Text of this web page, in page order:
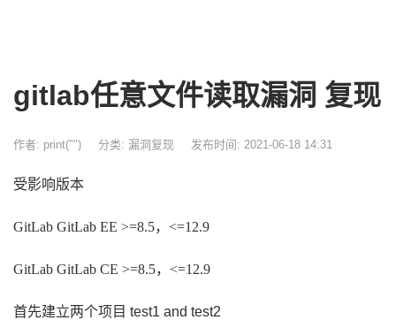
gitlab任意文件读取漏洞 复现
作者: print("") 分类: 漏洞复现 发布时间: 2021-06-18 14:31
受影响版本
GitLab GitLab EE >=8.5，<=12.9
GitLab GitLab CE >=8.5，<=12.9
首先建立两个项目 test1 and test2